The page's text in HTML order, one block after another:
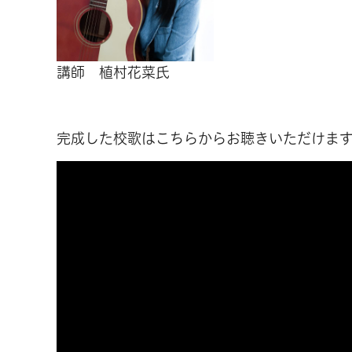
講師 植村花菜氏
完成した校歌はこちらからお聴きいただけま